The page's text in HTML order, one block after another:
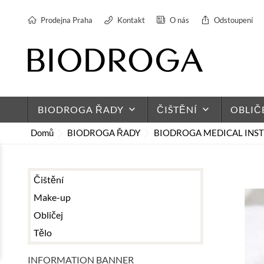
Prodejna Praha Kontakt O nás Odstoupení
BIODROGA ŘADY keyboard_arrow_down ČIŠTĚNÍ keyboard_arrow_down
Domů BIODROGA ŘADY BIODROGA MEDICAL
Čištění
Make-up
Obličej
Tělo
INFORMATION BANNER